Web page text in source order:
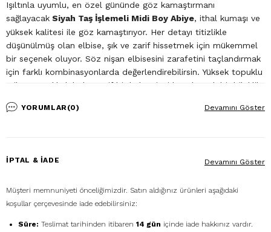
Işıltınla uyumlu, en özel gününde göz kamaştırmanı
sağlayacak Siyah Taş İşlemeli Midi Boy Abiye, ithal kumaşı ve
yüksek kalitesi ile göz kamaştırıyor. Her detayı titizlikle
düşünülmüş olan elbise, şık ve zarif hissetmek için mükemmel
bir seçenek oluyor. Söz nişan elbisesini zarafetini taçlandırmak
için farklı kombinasyonlarda değerlendirebilirsin. Yüksek topuklu
stiletto ayakkabılarla, zarif bir kolye, inci küpeler, şık bir bileklik
tamamlayabilirsin. Ayrıca clutch veya hafif bir omuz çantası ile
yıldızı olabilirsin.
YORUMLAR (0) Devamını Göster
İPTAL & İADE
Müşteri memnuniyeti önceliğimizdir. Satın aldığınız ürünleri aşağıdaki
koşullar çerçevesinde iade edebilirsiniz:
Süre: Teslimat tarihinden itibaren 14 gün içinde iade hakkınız vardır.
Devamını Göster